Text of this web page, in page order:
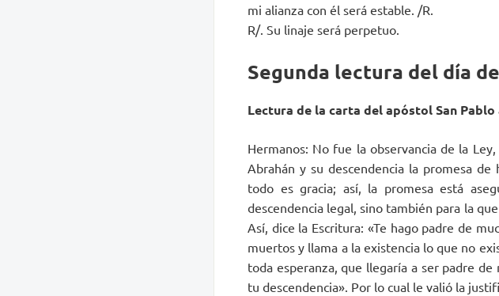
mi alianza con él será estable. /R.
R/. Su linaje será perpetuo.
Segunda lectura del día
Lectura de la carta del apóstol San Pablo
Hermanos: No fue la observancia de la
Abrahán y su descendencia la promesa
todo es gracia; así, la pro­mesa está
descendencia legal, sino también para la
Así, dice la Escritura: «Te hago padre de
muertos y llama a la existencia lo que no
toda esperanza, que lle­garía a ser padre
tu descendencia». Por lo cual le valió la